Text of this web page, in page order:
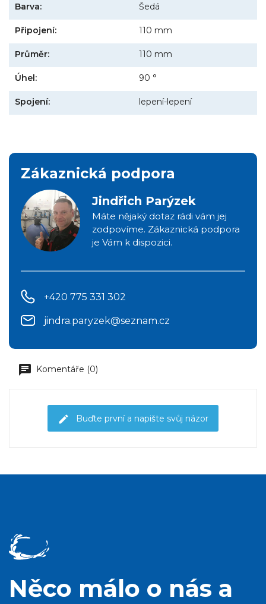
Barva: Šedá
Připojení: 110 mm
Průměr: 110 mm
Úhel: 90 °
Spojení: lepení-lepení
Zákaznická podpora
Jindřich Parýzek
Máte nějaký dotaz rádi vám jej
zodpovíme. Zákaznická podpora
je Vám k dispozici.
+420 775 331 302
jindra.paryzek@seznam.cz
Komentáře (0)
Buďte první a napište svůj názor
Něco málo o nás a